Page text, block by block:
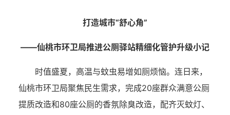
打造城市“舒心角”
——仙桃市环卫局推进公厕驿站精细化管护升级小记
时值盛夏，高温与蚊虫易增如厕烦恼。连日来，
仙桃市环卫局聚焦民生需求，完成20座群众满意公厕
提质改造和80座公厕的香氛除臭改造，配齐灭蚊灯、